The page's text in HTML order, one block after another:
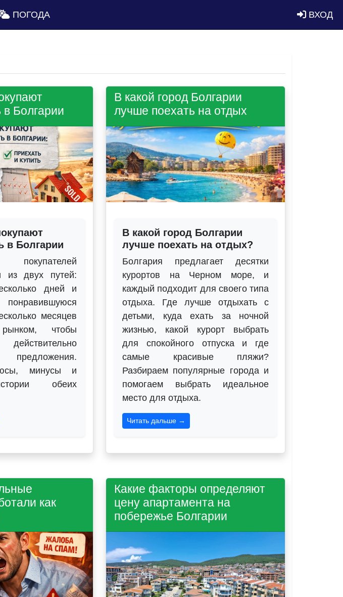
ПОГОДА ВХОД
Болгарии
в Болгарии
покупателей
из двух путей:
дней и
понравившуюся
месяцев
чтобы
минусы и
обеих
В какой город Болгарии
лучше поехать на отдых
В какой город Болгарии
лучше поехать на отдых?
Болгария предлагает десятки
курортов на Черном море, и
каждый подходит для своего типа
отдыха. Где лучше отдыхать с
детьми, куда ехать за ночной
жизнью, какой курорт выбрать
для спокойного отпуска и где
самые красивые пляжи?
Разбираем популярные города и
помогаем выбрать идеальное
место для отдыха.
Читать дальше →
как
Какие факторы определяют
цену апартамента на
побережье Болгарии